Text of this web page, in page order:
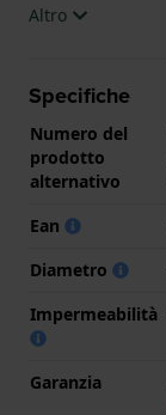
fornito con 2
.
Altro
Specifiche
Numero del
prodotto
alternativo
Ean
Diametro
Impermeabilità
Garanzia